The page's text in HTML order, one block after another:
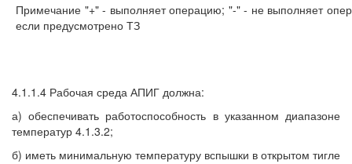
Примечание "+" - выполняет операцию; "-" - не выполняет
если предусмотрено ТЗ
4.1.1.4 Рабочая среда АПИГ должна:
а) обеспечивать работоспособность в указанном диапазоне
температур 4.1.3.2;
б) иметь минимальную температуру вспышки в открытом тигле